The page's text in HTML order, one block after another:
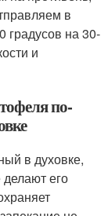
в
градусов на 30-
и
по-
в духовке,
его